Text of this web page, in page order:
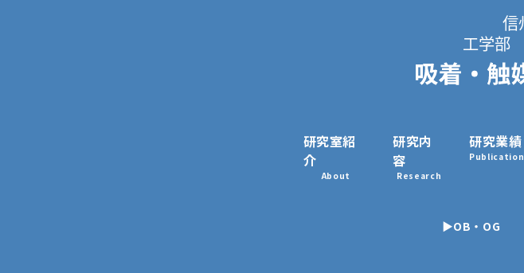
研究室紹
介
About
研究内
容
Research
研究業績
Publication
▶OB・OG